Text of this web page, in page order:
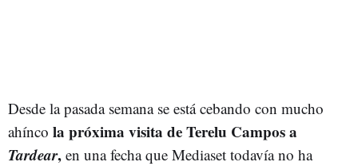
Desde la pasada semana se está cebando con mucho
ahínco la próxima visita de Terelu Campos a
Tardear, en una fecha que Mediaset todavía no ha